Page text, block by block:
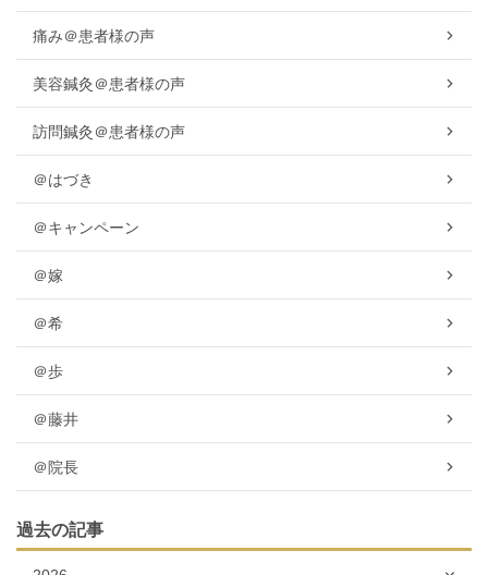
痛み＠患者様の声
美容鍼灸＠患者様の声
訪問鍼灸＠患者様の声
＠はづき
＠キャンペーン
＠嫁
＠希
＠歩
＠藤井
＠院長
過去の記事